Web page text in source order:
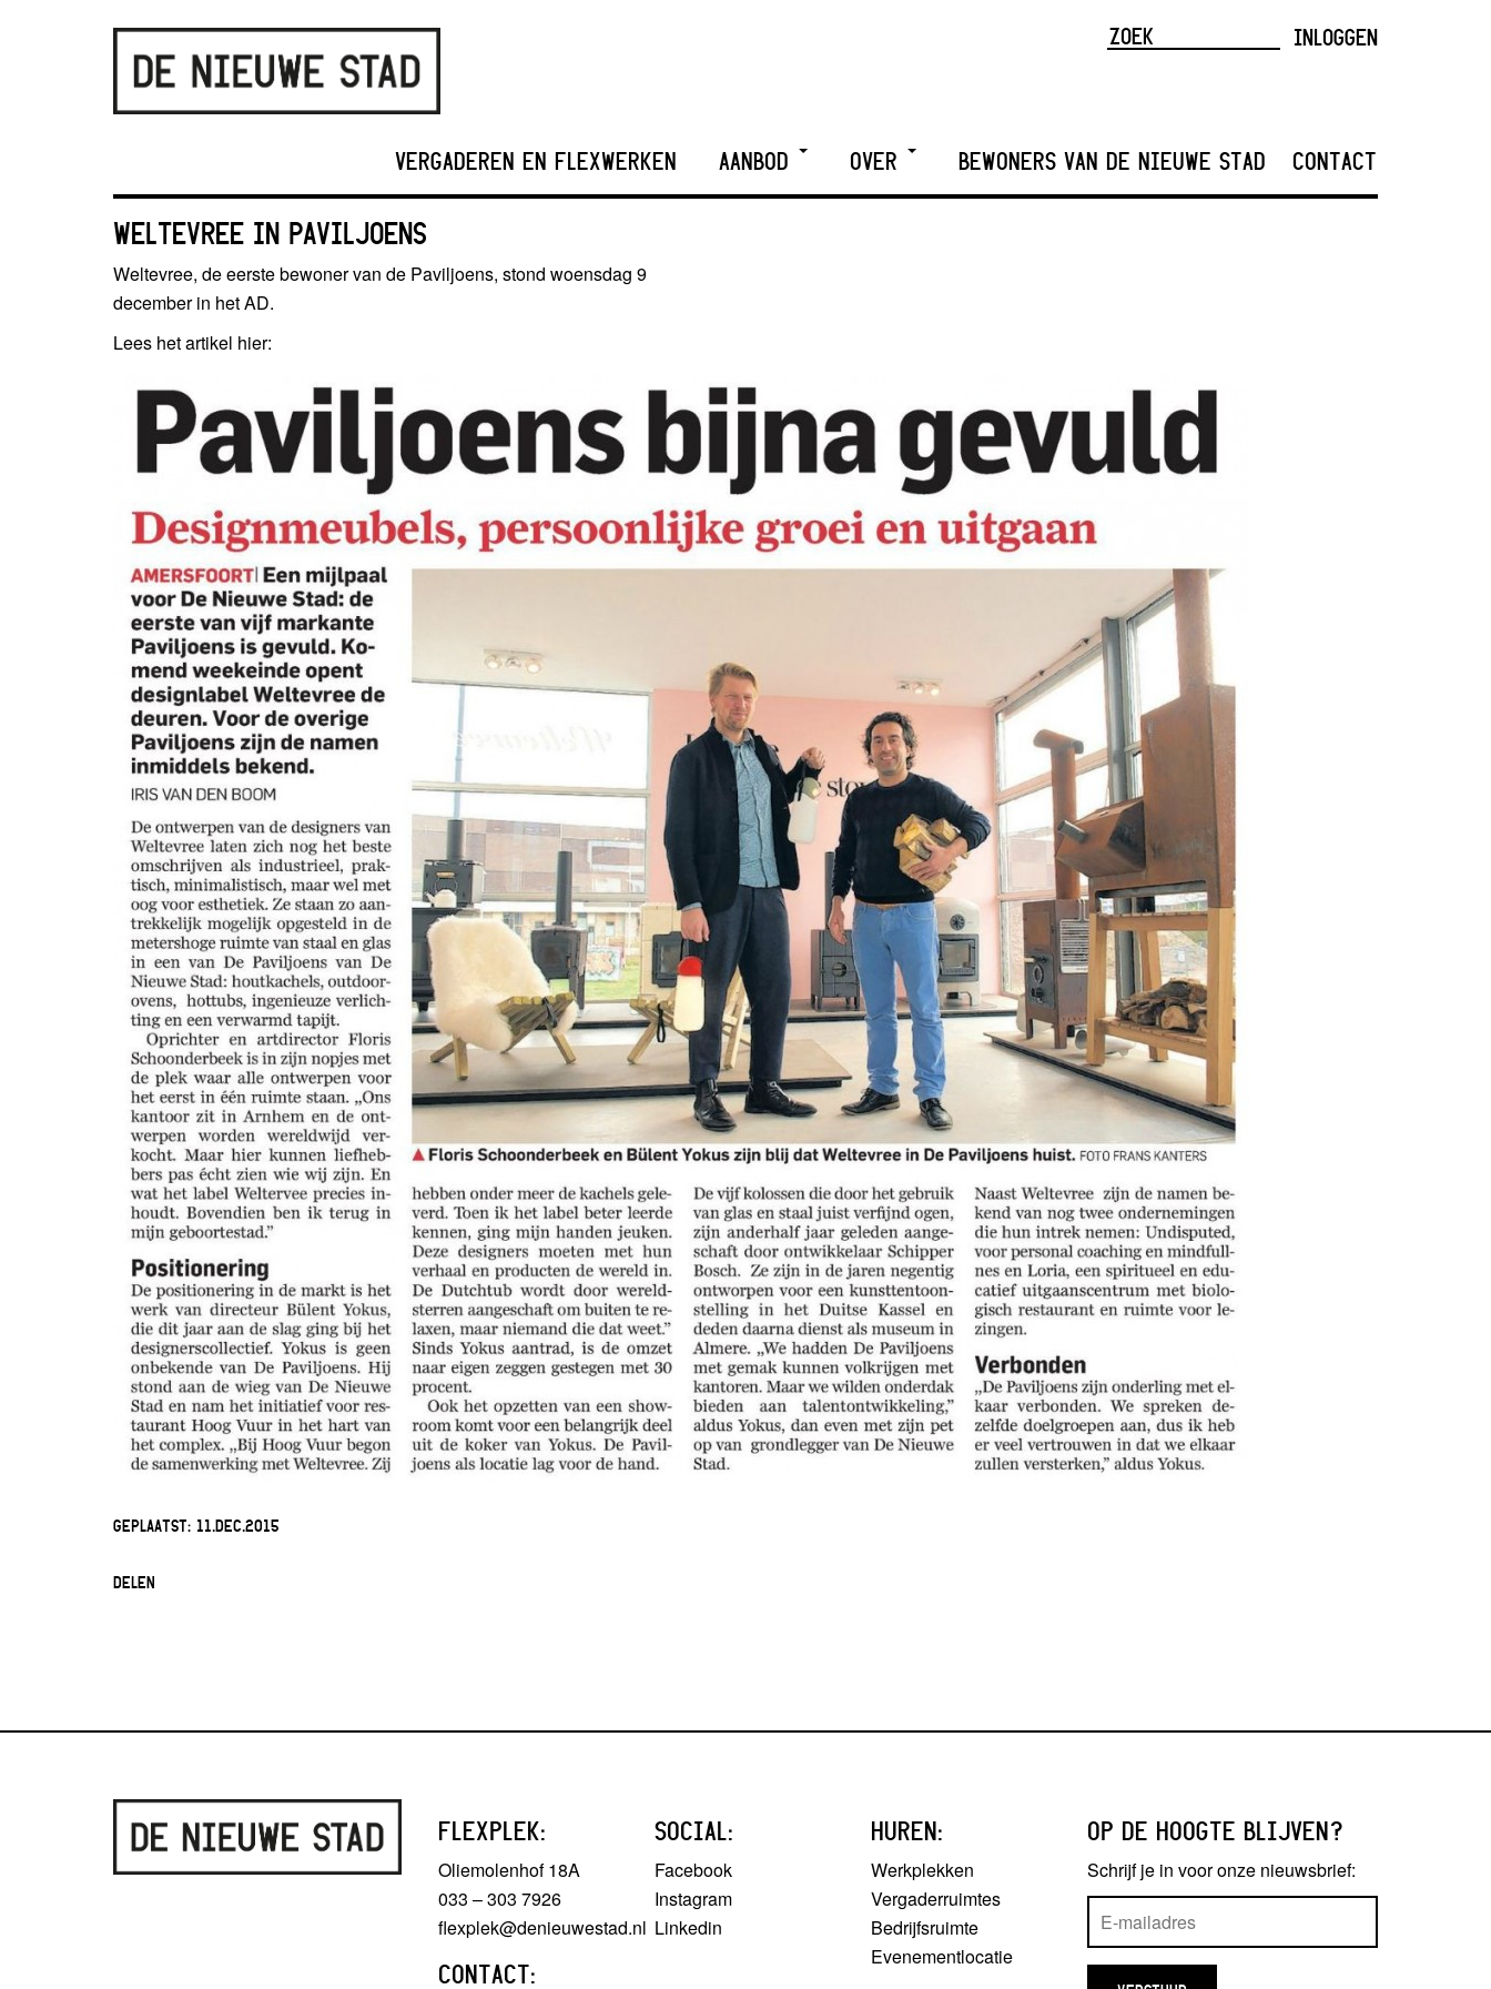
INLOGGEN
VERGADEREN EN FLEXWERKEN AANBOD OVER BEWONERS VAN DE NIEUWE STAD CONTACT
WELTEVREE IN PAVILJOENS
Weltevree, de eerste bewoner van de Paviljoens, stond woensdag 9
december in het AD.
Lees het artikel hier:
GEPLAATST: 11.DEC.2015
DELEN
FLEXPLEK:
Oliemolenhof 18A
033 – 303 7926
flexplek@denieuwestad.nl
CONTACT:
SOCIAL:
Facebook
Instagram
Linkedin
HUREN:
Werkplekken
Vergaderruimtes
Bedrijfsruimte
Evenementlocatie
OP DE HOOGTE BLIJVEN?
Schrijf je in voor onze nieuwsbrief: